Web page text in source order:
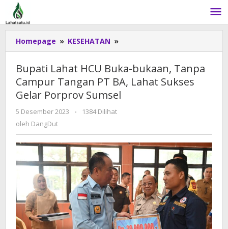
Lewati
konten
Homepage » KESEHATAN »
Lahat
HCU
Buka-
bukaan,
Tanpa
BA,
Lahat
Sukses
Gelar
Porprov
Sumsel
Bupati Lahat HCU Buka-bukaan, Tanpa
Campur Tangan PT BA, Lahat Sukses
Gelar Porprov Sumsel
5 Desember 2023
oleh
-
1384 Dilihat
oleh DangDut